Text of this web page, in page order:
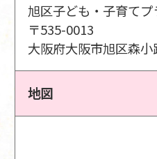
旭区子ども・子育て
〒535-0013
大阪府大阪市旭区森
地図